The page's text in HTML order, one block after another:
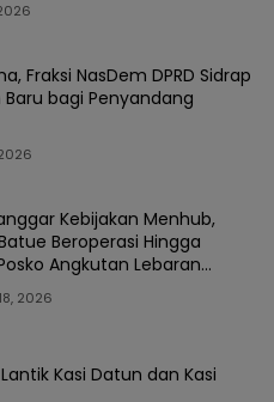
Fraksi NasDem DPRD Sidrap
Baru bagi Penyandang
Kebijakan Menhub,
Beroperasi Hingga
Angkutan Lebaran
2026
Kasi Datun dan Kasi